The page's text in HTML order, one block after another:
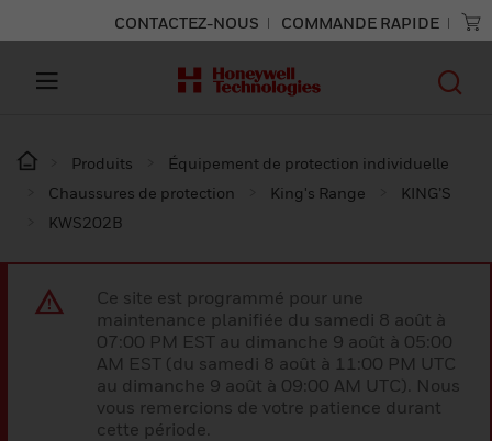
CONTACTEZ-NOUS COMMANDE RAPIDE
Produits
Équipement de protection individuelle
Chaussures de protection
King's Range
KING’S
KWS202B
Ce site est programmé pour une
maintenance planifiée du samedi 8 août à
07:00 PM EST au dimanche 9 août à 05:00
AM EST (du samedi 8 août à 11:00 PM UTC
au dimanche 9 août à 09:00 AM UTC). Nous
vous remercions de votre patience durant
cette période.